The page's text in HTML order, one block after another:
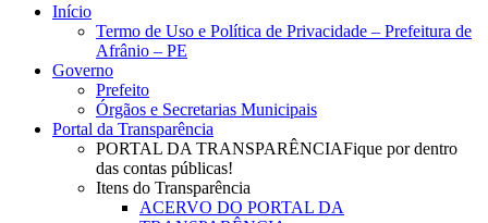
Close
Início
Termo de Uso e Política de Privacidade – Prefeitura de
Afrânio – PE
Governo
Prefeito
Órgãos e Secretarias Municipais
Portal da Transparência
PORTAL DA TRANSPARÊNCIAFique por dentro
das contas públicas!
Itens do Transparência
ACERVO DO PORTAL DA